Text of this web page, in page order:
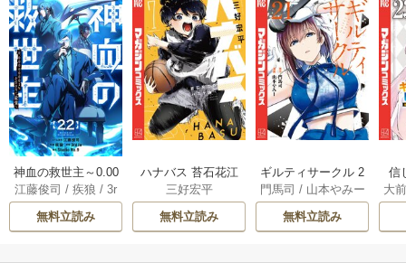
神血の救世主～0.00
000001％を引き当
て最強へ～【電子
書籍特典付】 22巻
江藤俊司 /疾狼 /3r
d Ie/Studio No.9
無料立読み
ハナバス 苔石花江
のバスケ論 7巻
三好宏平
無料立読み
ギルティサークル 2
1巻
門馬司 / 山本やみー
無料立読み
信
に
大